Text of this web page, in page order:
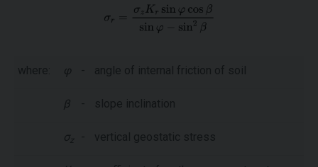
where: φ - angle of internal friction of soil
β - slope inclination
σ z - vertical geostatic stress